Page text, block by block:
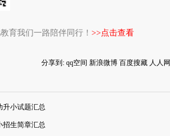
育我们一路陪伴同行！ >>点击查看
分享到: qq空间 新浪微博 百度搜藏 人人网
升小试题汇总
招生简章汇总